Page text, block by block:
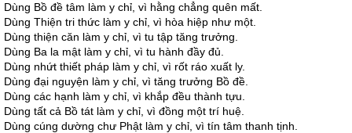
Dùng Bồ đề tâm làm y chỉ, vì hằng chẳng quên mất.
Dùng Thiện tri thức làm y chỉ, vì hòa hiệp như một.
Dùng thiện căn làm y chỉ, vì tu tập tăng trưởng.
Dùng Ba la mật làm y chỉ, vì tu hành đầy đủ.
Dùng nhứt thiết pháp làm y chỉ, vì rốt ráo xuất ly.
Dùng đại nguyện làm y chỉ, vì tăng trưởng Bồ đề.
Dùng các hạnh làm y chỉ, vì khắp đều thành tựu.
Dùng tất cả Bồ tát làm y chỉ, vì đồng một trí huệ.
Dùng cúng dường chư Phật làm y chỉ, vì tín tâm thanh tịnh.